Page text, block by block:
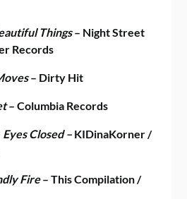
Things– Night Street
Records
– Dirty Hit
– Columbia Records
Eyes Closed – KIDinaKorner /
Fire– This Compilation /